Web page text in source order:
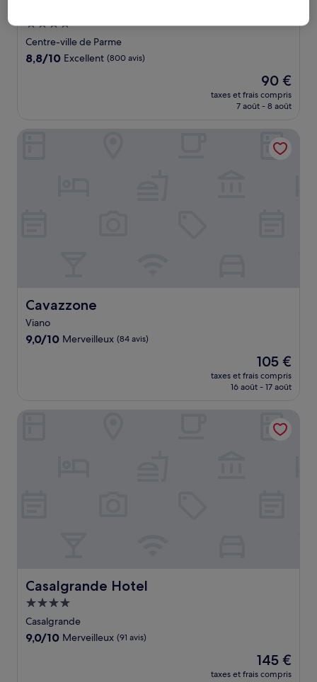
Hébergement
4.0 étoiles
Centre-ville de Parme
8.8
8,8/10 Excellent (800 avis)
Le
nouveau
prix
de
90 €
90 €
taxes et frais compris
7 août - 8 août
Cavazzone
Cavazzone
Viano
9.0
9,0/10 Merveilleux (84 avis)
Le
nouveau
prix
de
105 €
105 €
taxes et frais compris
16 août - 17 août
Casalgrande Hotel
Casalgrande Hotel
Hébergement
4.0 étoiles
Casalgrande
9.0
9,0/10 Merveilleux (91 avis)
Le
nouveau
145 €
taxes et frais compris